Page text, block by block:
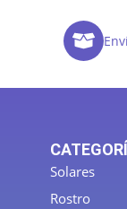
Solares
Rostro